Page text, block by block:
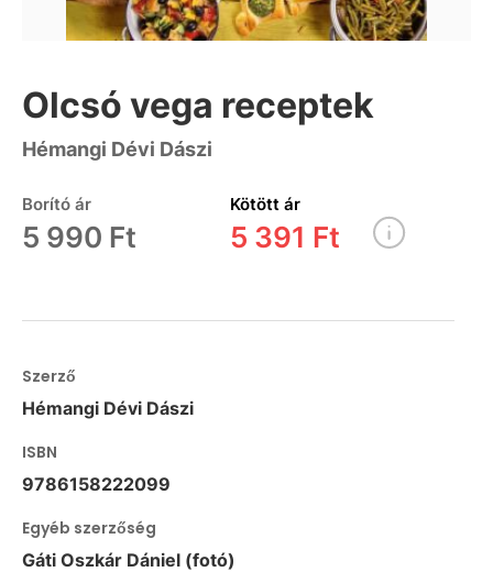
Olcsó vega receptek
Hémangi Dévi Dászi
Borító ár
5 990 Ft
Kötött ár
5 391 Ft
Szerző
Hémangi Dévi Dászi
ISBN
9786158222099
Egyéb szerzőség
Gáti Oszkár Dániel (fotó)